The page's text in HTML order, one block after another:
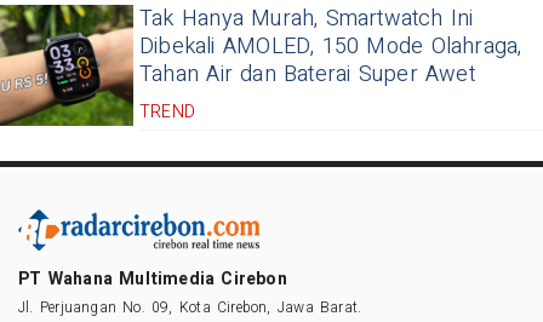
Tak Hanya Murah, Smartwatch Ini
Dibekali AMOLED, 150 Mode Olahraga,
Tahan Air dan Baterai Super Awet
TREND
PT Wahana Multimedia Cirebon
Jl. Perjuangan No. 09, Kota Cirebon, Jawa Barat.